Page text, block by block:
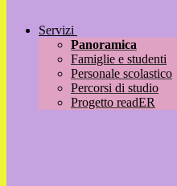
Servizi
Panoramica
Famiglie e studenti
Personale scolastico
Percorsi di studio
Progetto readER